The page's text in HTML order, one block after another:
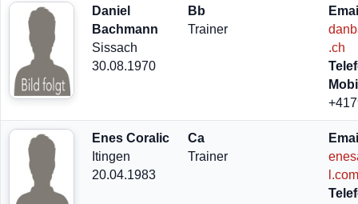
Daniel
Bachmann
Sissach
30.08.1970
Bb
Trainer
.ch
Enes Coralic
Itingen
20.04.1983
Ca
Trainer
l.com